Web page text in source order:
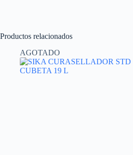
Productos relacionados
AGOTADO